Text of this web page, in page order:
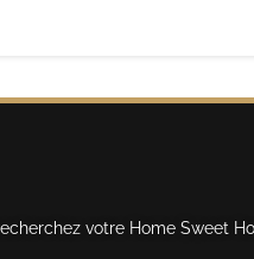
votre Home Sweet